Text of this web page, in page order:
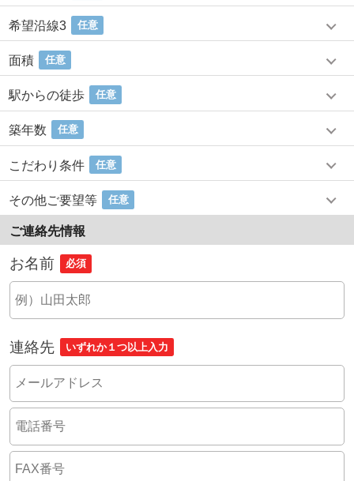
希望沿線3 任意
面積 任意
駅からの徒歩 任意
築年数 任意
こだわり条件 任意
その他ご要望等 任意
ご連絡先情報
お名前 必須
連絡先 いずれか１つ以上入力